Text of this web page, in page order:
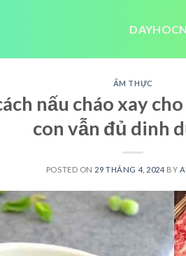
ẨM THỰC
nấu cháo xay
con vẫn đủ dinh
POSTED ON 29 THÁNG 4, 2024 BY